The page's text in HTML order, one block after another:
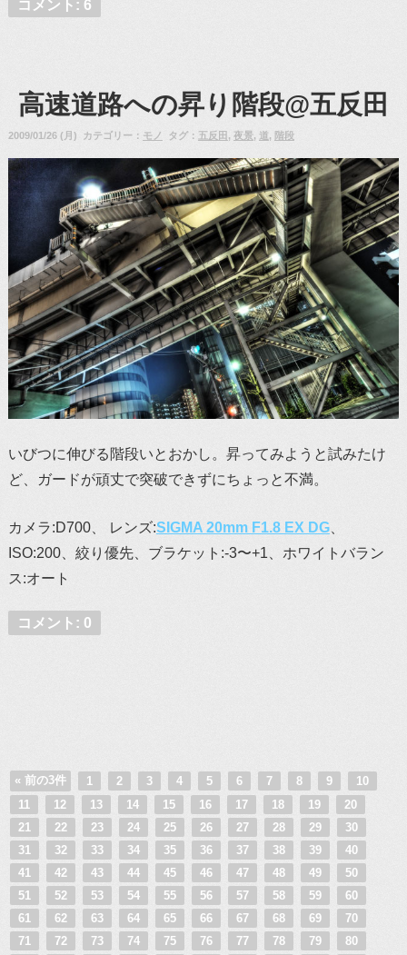
コメント: 6
高速道路への昇り階段@五反田
2009/01/26 (月) カテゴリー： モノ タグ： 五反田 , 夜景, 道 , 階段
いびつに伸びる階段いとおかし。昇ってみようと試みたけ
ど、ガードが頑丈で突破できずにちょっと不満。
カメラ:D700、 レンズ:SIGMA 20mm F1.8 EX DG、
ISO:200、絞り優先、ブラケット:-3〜+1、ホワイトバラン
ス:オート
コメント: 0
« 前の3件 1 2 3 4 5 6 7 8 9
10
11
12 13 14 15 16 17 18 19
20
21
22 23 24 25 26 27 28 29
30
31
32 33 34 35 36 37 38 39
40
41
42 43 44 45 46 47 48 49
50
51
52 53 54 55 56 57 58 59
60
61
62 63 64 65 66 67 68 69
70
71
72 73 74 75 76 77 78 79
80